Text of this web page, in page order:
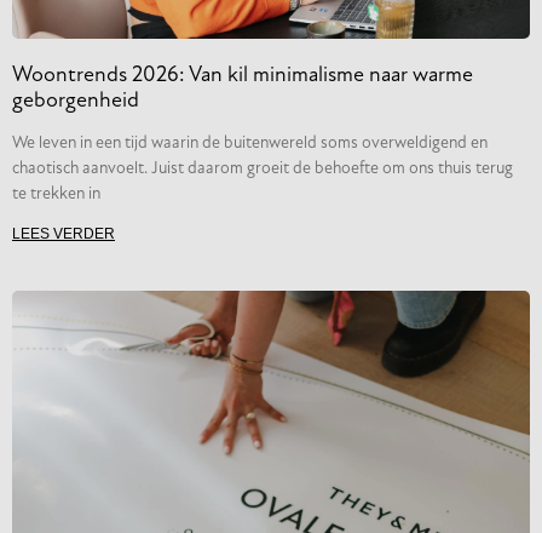
Woontrends 2026: Van kil minimalisme naar warme
geborgenheid
We leven in een tijd waarin de buitenwereld soms overweldigend en
chaotisch aanvoelt. Juist daarom groeit de behoefte om ons thuis terug
te trekken in
LEES VERDER